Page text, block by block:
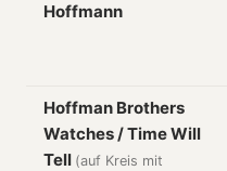
Hoffmann
Hoffman Brothers
Watches / Time Will
Tell (auf Kreis mit